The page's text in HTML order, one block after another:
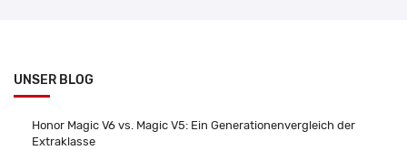
UNSER BLOG
Honor Magic V6 vs. Magic V5: Ein Generationenvergleich der
Extraklasse